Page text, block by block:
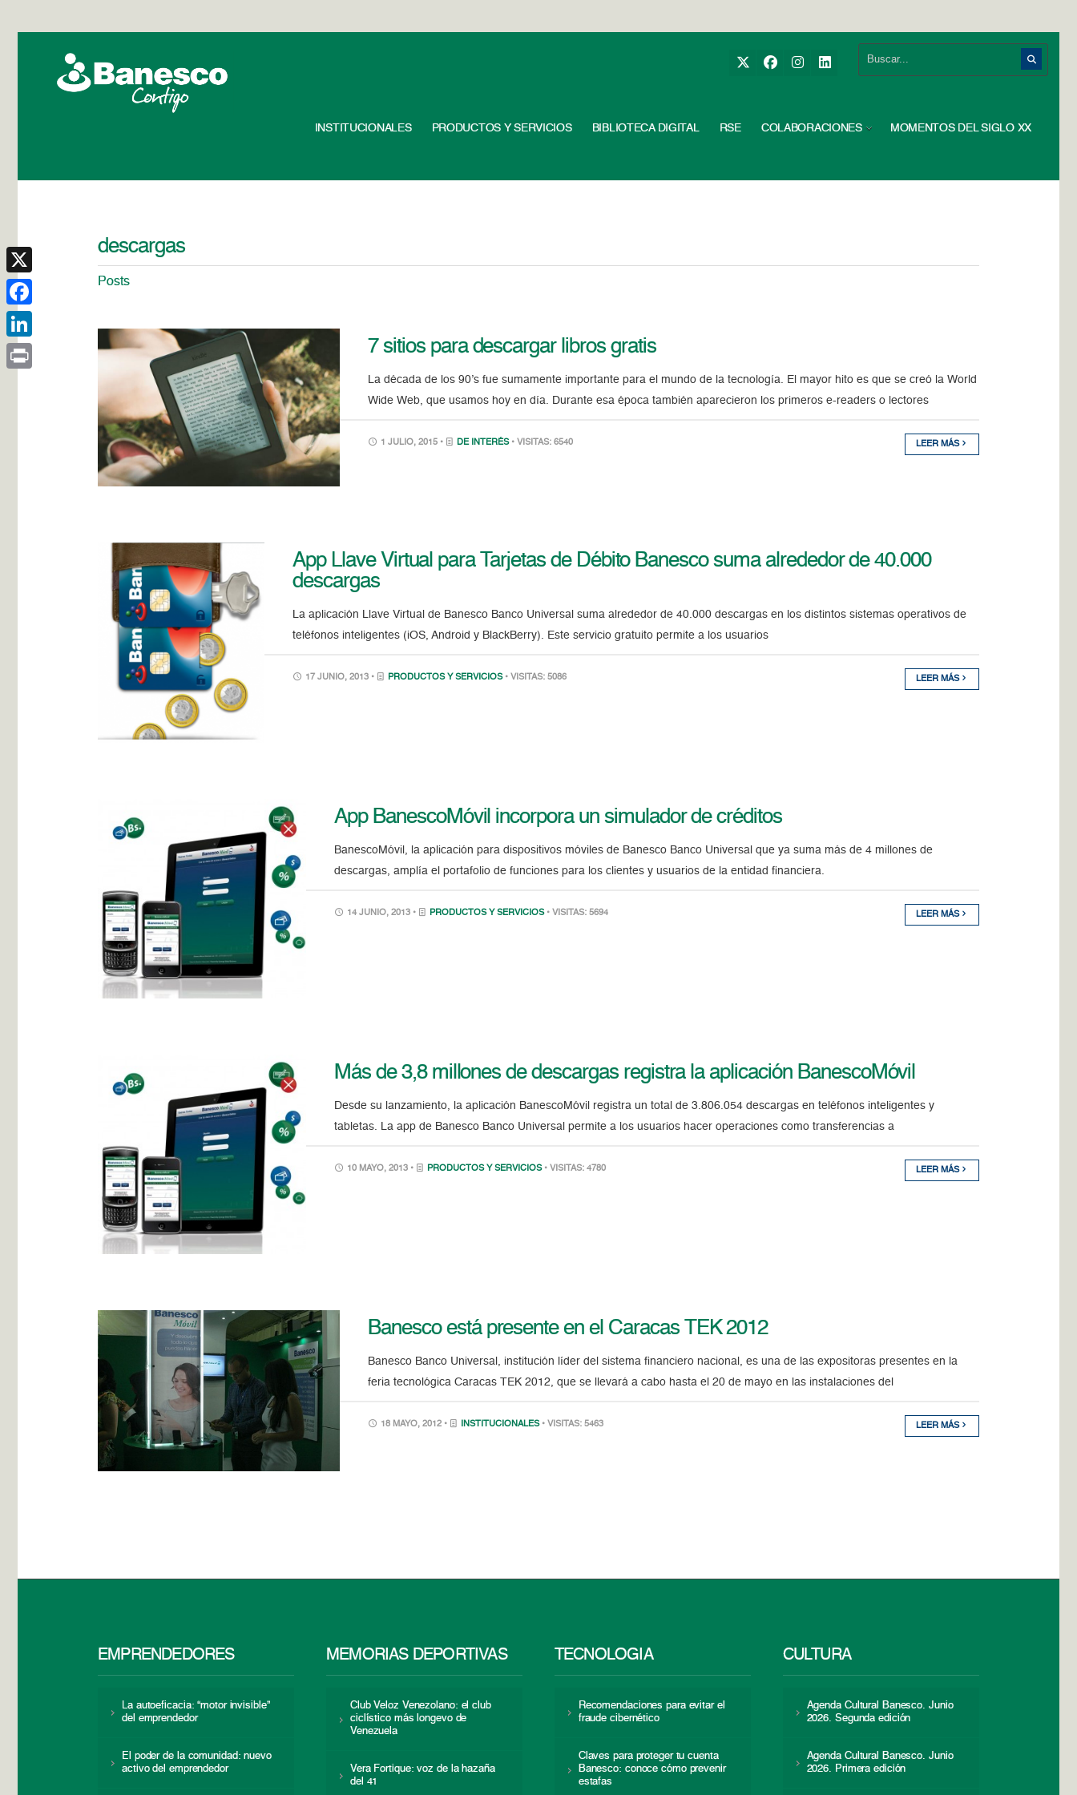
INSTITUCIONALES PRODUCTOS Y SERVICIOS BIBLIOTECA DIGITAL RSE COLABORACIONES MOMENTOS DEL SIGLO XX
descargas
Posts
7 sitios para descargar libros gratis
La década de los 90’s fue sumamente importante para el mundo de la tecnología. El mayor hito es que se creó la World
Wide Web, que usamos hoy en día. Durante esa época también aparecieron los primeros e-readers o lectores
1 JULIO, 2015 • DE INTERÉS • VISITAS: 6540 LEER MÁS
App Llave Virtual para Tarjetas de Débito Banesco suma alrededor de 40.000
descargas
La aplicación Llave Virtual de Banesco Banco Universal suma alrededor de 40.000 descargas en los distintos sistemas operativos de
teléfonos inteligentes (iOS, Android y BlackBerry). Este servicio gratuito permite a los usuarios
17 JUNIO, 2013 • PRODUCTOS Y SERVICIOS • VISITAS: 5086 LEER MÁS
App BanescoMóvil incorpora un simulador de créditos
BanescoMóvil, la aplicación para dispositivos móviles de Banesco Banco Universal que ya suma más de 4 millones de
descargas, amplía el portafolio de funciones para los clientes y usuarios de la entidad financiera.
14 JUNIO, 2013 • PRODUCTOS Y SERVICIOS • VISITAS: 5694 LEER MÁS
Más de 3,8 millones de descargas registra la aplicación BanescoMóvil
Desde su lanzamiento, la aplicación BanescoMóvil registra un total de 3.806.054 descargas en teléfonos inteligentes y
tabletas. La app de Banesco Banco Universal permite a los usuarios hacer operaciones como transferencias a
10 MAYO, 2013 • PRODUCTOS Y SERVICIOS • VISITAS: 4780 LEER MÁS
Banesco está presente en el Caracas TEK 2012
Banesco Banco Universal, institución líder del sistema financiero nacional, es una de las expositoras presentes en la
feria tecnológica Caracas TEK 2012, que se llevará a cabo hasta el 20 de mayo en las instalaciones del
18 MAYO, 2012 • INSTITUCIONALES • VISITAS: 5463 LEER MÁS
EMPRENDEDORES
La autoeficacia: “motor invisible”
del emprendedor
El poder de la comunidad: nuevo
activo del emprendedor
MEMORIAS DEPORTIVAS
Club Veloz Venezolano: el club
ciclístico más longevo de
Venezuela
Vera Fortique: voz de la hazaña
del 41
TECNOLOGÍA
Recomendaciones para evitar el
fraude cibernético
Claves para proteger tu cuenta
Banesco: conoce cómo prevenir
estafas
CULTURA
Agenda Cultural Banesco. Junio
2026. Segunda edición
Agenda Cultural Banesco. Junio
2026. Primera edición
X
Facebook
LinkedIn